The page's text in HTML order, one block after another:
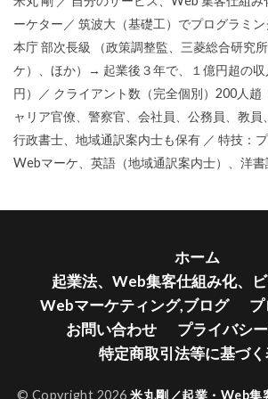
ーケター／ 筑波大（基礎工）でプログラミ
本庁 部次長級 （政策調整監、三菱総合研究
ケ）、ほか）→ 起業後３年で、１億円超の
円）／ クライアント数（完全個別）200人趙
ャリア官僚、警察官、会社員、公務員、教員
行政書士、地域通訳案内士も保有 ／ 特技：プ
Webマーケ、英語（地域通訳案内士）、洋
ホーム
起業法、Web集客仕組み化、
Webマーケティング,ブログ
お問い合わせ
プライバシ
特定商取引法等に基づ
© Copyright 2026 米丸剛／起業・Web集